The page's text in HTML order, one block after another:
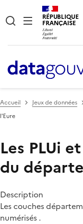
RÉPUBLIQUE
FRANÇAISE
Accueil Jeux de données
l'Eure
Les PLUi
du
Description
Les couches
numérisés .